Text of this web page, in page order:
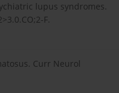
lupus syndromes.
F.
Curr Neurol